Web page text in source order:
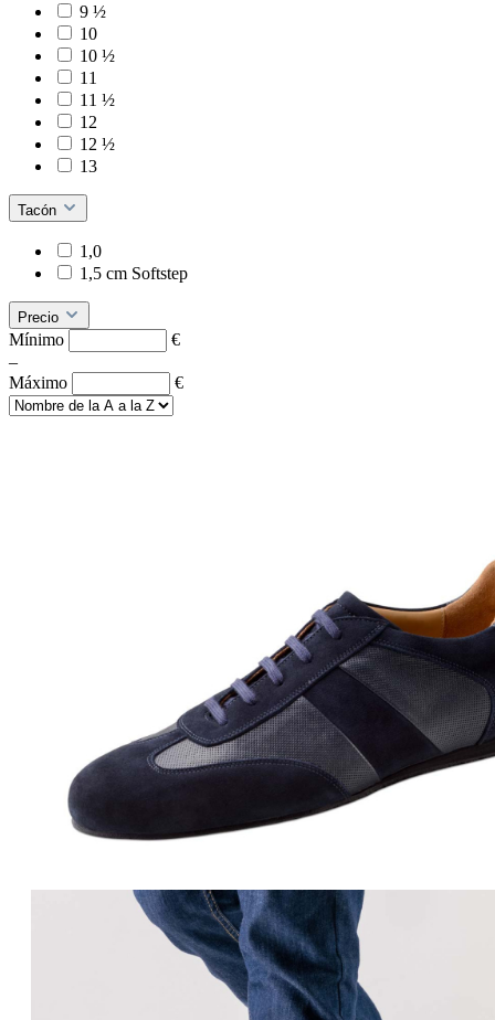
9 ½
10
10 ½
11
11 ½
12
12 ½
13
Tacón
1,0
1,5 cm Softstep
Precio
Mínimo
€
–
Máximo
€